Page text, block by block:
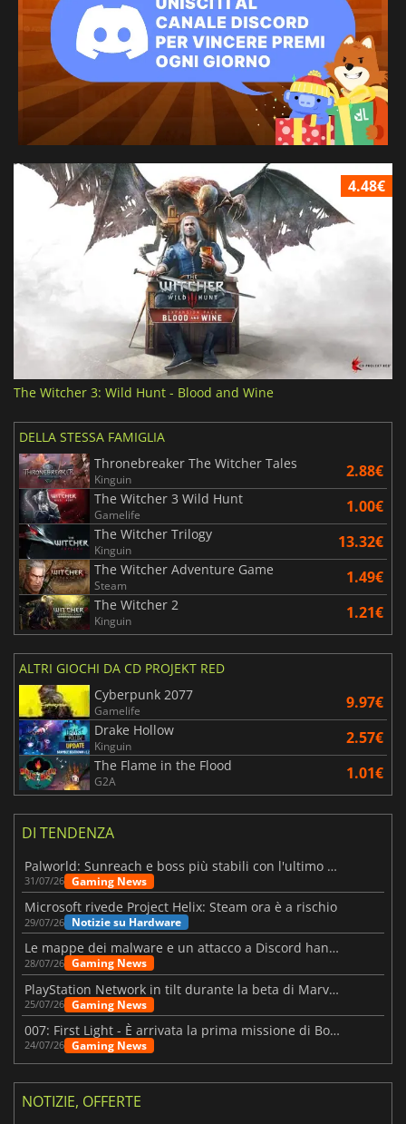
4.48€
The Witcher 3: Wild Hunt - Blood and Wine
DELLA STESSA FAMIGLIA
Thronebreaker The Witcher Tales
Kinguin 2.88€
The Witcher 3 Wild Hunt
Gamelife 1.00€
The Witcher Trilogy
Kinguin 13.32€
The Witcher Adventure Game
Steam 1.49€
The Witcher 2
Kinguin 1.21€
ALTRI GIOCHI DA CD PROJEKT RED
Cyberpunk 2077
Gamelife 9.97€
Drake Hollow
Kinguin 2.57€
The Flame in the Flood
G2A 1.01€
DI TENDENZA
Palworld: Sunreach e boss più stabili con l'ultimo update
31/07/26 Gaming News
Microsoft rivede Project Helix: Steam ora è a rischio
29/07/26 Notizie su Hardware
Le mappe dei malware e un attacco a Discord hanno colpito Meccha Chameleon
28/07/26 Gaming News
PlayStation Network in tilt durante la beta di Marvel Tōkon
25/07/26 Gaming News
007: First Light - È arrivata la prima missione di Bond dopo il lancio
24/07/26 Gaming News
NOTIZIE, OFFERTE